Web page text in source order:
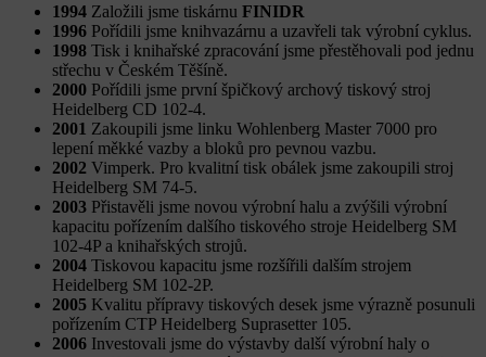
1994 Založili jsme tiskárnu FINIDR
1996 Pořídili jsme knihvazárnu a uzavřeli tak výrobní cyklus.
1998 Tisk i knihařské zpracování jsme přestěhovali pod jednu
střechu v Českém Těšíně.
2000 Pořídili jsme první špičkový archový tiskový stroj
Heidelberg CD 102-4.
2001 Zakoupili jsme linku Wohlenberg Master 7000 pro
lepení měkké vazby a bloků pro pevnou vazbu.
2002 Vimperk. Pro kvalitní tisk obálek jsme zakoupili stroj
Heidelberg SM 74-5.
2003 Přistavěli jsme novou výrobní halu a zvýšili výrobní
kapacitu pořízením dalšího tiskového stroje Heidelberg SM
102-4P a knihařských strojů.
2004 Tiskovou kapacitu jsme rozšířili dalším strojem
Heidelberg SM 102-2P.
2005 Kvalitu přípravy tiskových desek jsme výrazně posunuli
pořízením CTP Heidelberg Suprasetter 105.
2006 Investovali jsme do výstavby další výrobní haly o